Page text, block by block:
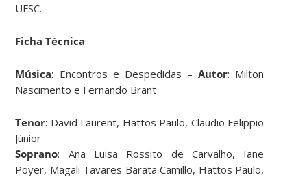
UFSC.
Ficha Técnica:
Música: Encontros e Despedidas –Autor: Milton
Nascimento e Fernando Brant
Tenor: David Laurent, Hattos Paulo, Claudio Felippio
Júnior
Soprano: Ana Luisa Rossito de Carvalho, Iane
Poyer, Magali Tavares Barata Camillo, Hattos Paulo,